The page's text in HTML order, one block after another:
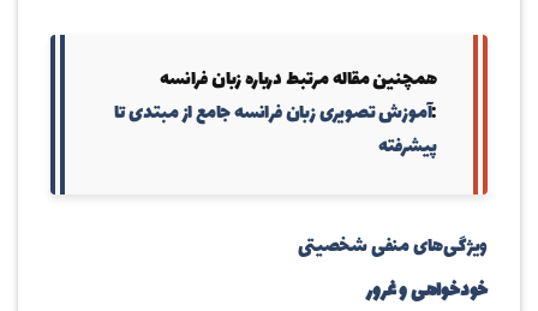
همچنین مقاله مرتبط درباره زبان فرانسه
:‌آموزش تصویری زبان فرانسه جامع از مبتدی تا
پیشرفته
ویژگی‌های منفی شخصیتی
خودخواهی و غرور